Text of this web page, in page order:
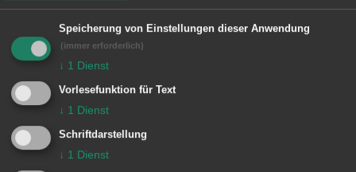
Marktplatz 30
73430 Aalen
Lage im GIS-Geodatenportal anzeigen
Zuständige Dienststellen
Speicherung von Einstellungen dieser Anwendung
(immer erforderlich)
↓ 1 Dienst
Vorlesefunktion für Text
↓ 1 Dienst
Schriftdarstellung
↓ 1 Dienst